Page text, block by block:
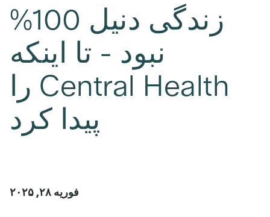
زندگی دنیل 100%
نبود - تا اینکه
Central Health را
پیدا کرد
فوریه ۲۸, ۲۰۲۵